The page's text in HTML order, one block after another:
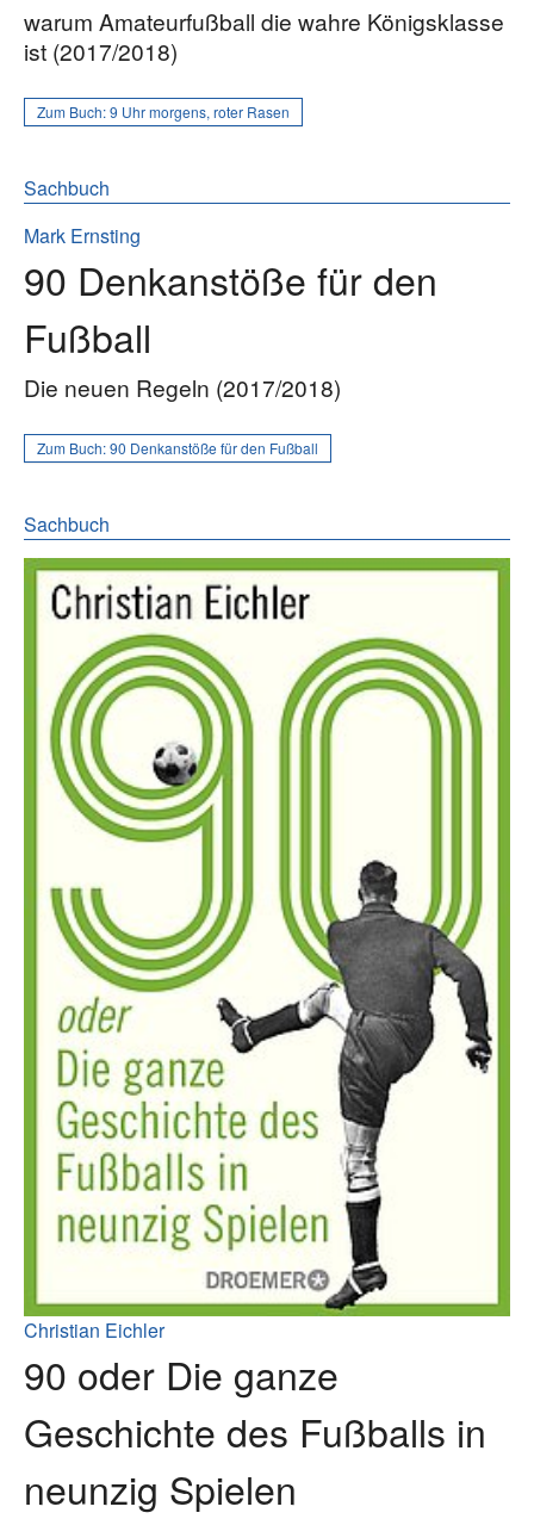
warum Amateurfußball die wahre Königsklasse
ist (2017/2018)
Zum Buch:9 Uhr morgens, roter Rasen
Sachbuch
Mark Ernsting
90 Denkanstöße für den
Fußball
Die neuen Regeln (2017/2018)
Zum Buch:90 Denkanstöße für den Fußball
Sachbuch
Christian Eichler
90 oder Die ganze
Geschichte des Fußballs in
neunzig Spielen